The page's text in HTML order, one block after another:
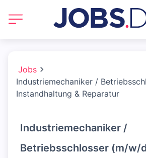
Jobs
Industriemechaniker /
Instandhaltung & Reparatur
Industriemechaniker /
Betriebsschlosser (m/w/